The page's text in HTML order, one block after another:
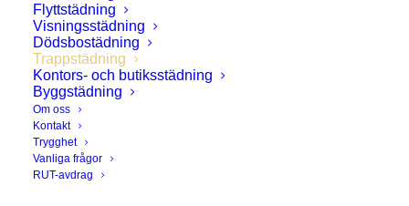
Flyttstädning
Visningsstädning
Dödsbostädning
Trappstädning
Kontors- och butiksstädning
Byggstädning
Om oss
Kontakt
Trygghet
Vanliga frågor
RUT-avdrag